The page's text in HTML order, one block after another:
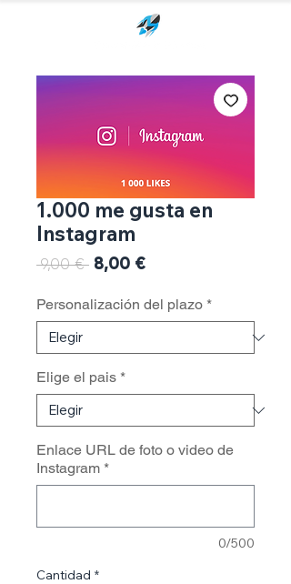
1.000 me gusta en
Instagram
9,00 € Precio
8,00 €Precio
oferta
Personalización del plazo *
Elige el pais *
Enlace URL de foto o video de
Instagram *
0/500
Cantidad *